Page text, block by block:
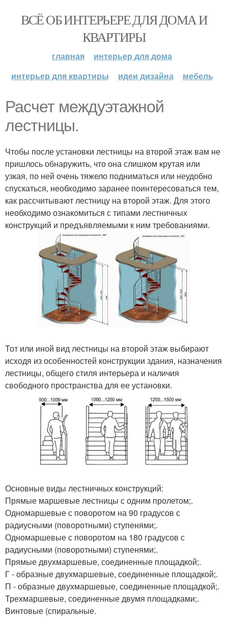
ВСЁ ОБ ИНТЕРЬЕРЕ ДЛЯ ДОМА И
КВАРТИРЫ
главная
интерьер для дома
интерьер для квартиры
идеи дизайна мебель
Расчет междуэтажной
лестницы.
Чтобы после установки лестницы на второй этаж вам не
пришлось обнаружить, что она слишком крутая или
узкая, по ней очень тяжело подниматься или неудобно
спускаться, необходимо заранее поинтересоваться тем,
как рассчитывают лестницу на второй этаж. Для этого
необходимо ознакомиться с типами лестничных
конструкций и предъявляемыми к ним требованиями.
Тот или иной вид лестницы на второй этаж выбирают
исходя из особенностей конструкции здания, назначения
лестницы, общего стиля интерьера и наличия
свободного пространства для ее установки.
Основные виды лестничных конструкций:
Прямые маршевые лестницы с одним пролетом;.
Одномаршевые с поворотом на 90 градусов с
радиусными (поворотными) ступенями;.
Одномаршевые с поворотом на 180 градусов с
радиусными (поворотными) ступенями;.
Прямые двухмаршевые, соединенные площадкой;.
Г - образные двухмаршевые, соединенные площадкой;.
П - образные двухмаршевые, соединенные площадкой;.
Трехмаршевые, соединенные двумя площадками;.
Винтовые (спиральные.